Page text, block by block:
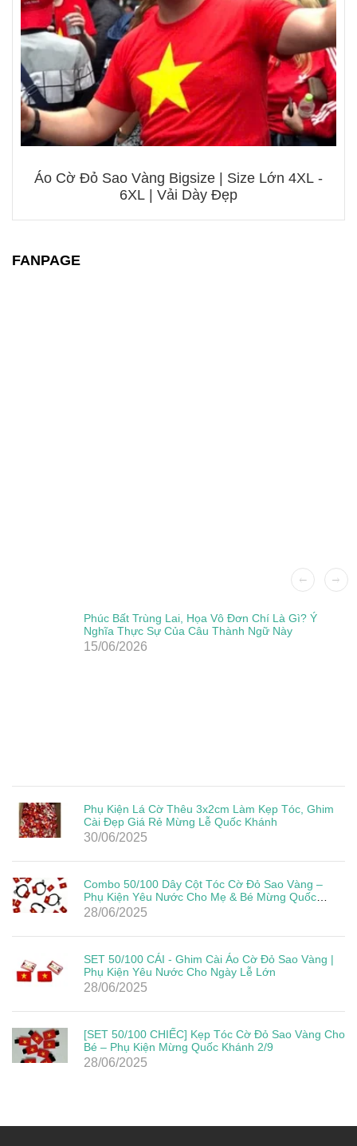
Áo Cờ Đỏ Sao Vàng Bigsize | Size Lớn 4XL -
6XL | Vải Dày Đẹp
FANPAGE
Phúc Bất Trùng Lai, Họa Vô Đơn Chí Là Gì? Ý
Nghĩa Thực Sự Của Câu Thành Ngữ Này
15/06/2026
Phụ Kiện Lá Cờ Thêu 3x2cm Làm Kẹp Tóc, Ghim
Cài Đẹp Giá Rẻ Mừng Lễ Quốc Khánh
30/06/2025
Combo 50/100 Dây Cột Tóc Cờ Đỏ Sao Vàng –
Phụ Kiện Yêu Nước Cho Mẹ & Bé Mừng Quốc
Khánh 2/9
28/06/2025
SET 50/100 CÁI - Ghim Cài Áo Cờ Đỏ Sao Vàng |
Phụ Kiện Yêu Nước Cho Ngày Lễ Lớn
28/06/2025
[SET 50/100 CHIẾC] Kẹp Tóc Cờ Đỏ Sao Vàng Cho
Bé – Phụ Kiện Mừng Quốc Khánh 2/9
28/06/2025